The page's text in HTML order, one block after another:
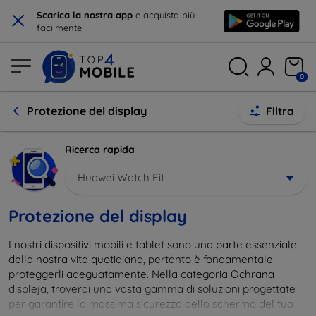
× Scarica la nostra app e acquista più
facilmente
0
Protezione del display Filtra
Ricerca rapida
Huawei Watch Fit
Protezione del display
I nostri dispositivi mobili e tablet sono una parte essenziale
della nostra vita quotidiana, pertanto è fondamentale
proteggerli adeguatamente. Nella categoria Ochrana
displeja, troverai una vasta gamma di soluzioni progettate
per garantire la massima sicurezza dello schermo del tuo